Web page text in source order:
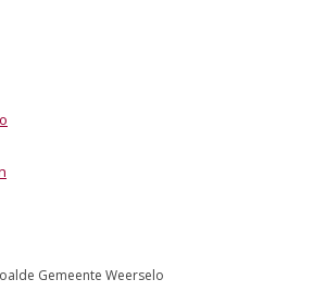
Gemeente Weerselo